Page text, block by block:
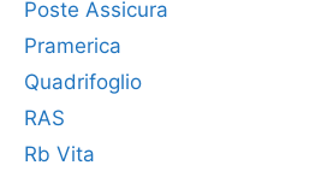
Poste Assicura
Pramerica
Quadrifoglio
RAS
Rb Vita